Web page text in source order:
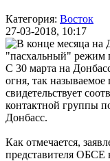
Категория: Восток
27-03-2018, 10:17
С 30 марта на
огня, так
свидетельствует
контактной группы
Донбасс.
Как отмечается,
представителя ОБСЕ